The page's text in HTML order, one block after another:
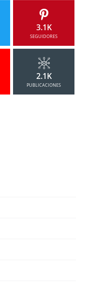
3.1K
SEGUIDORES
2.1K
PUBLICACIONES